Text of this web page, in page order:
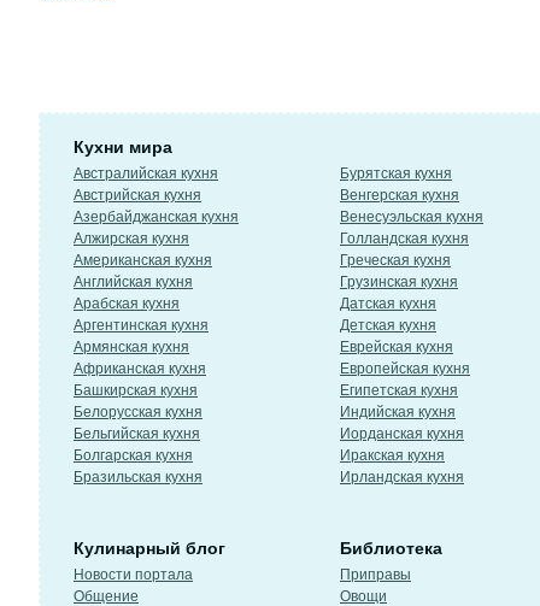
Кухни мира
Австралийская кухня
Австрийская кухня
Азербайджанская кухня
Алжирская кухня
Американская кухня
Английская кухня
Арабская кухня
Аргентинская кухня
Армянская кухня
Африканская кухня
Башкирская кухня
Белорусская кухня
Бельгийская кухня
Болгарская кухня
Бразильская кухня
Бурятская кухня
Венгерская кухня
Венесуэльская кухня
Голландская кухня
Греческая кухня
Грузинская кухня
Датская кухня
Детская кухня
Еврейская кухня
Европейская кухня
Египетская кухня
Индийская кухня
Иорданская кухня
Иракская кухня
Ирландская кухня
Кулинарный блог
Новости портала
Общение
Библиотека
Приправы
Овощи